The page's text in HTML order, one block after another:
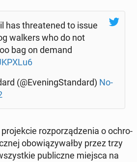
has thre­ate­ned to issue
walkers who do not
bag on demand
(@Eve­ning­Stan­dard) No­
roz­po­rzą­dze­nia o ochro­
obo­wią­zy­wał­by przez trzy
pu­blicz­ne miejsca na